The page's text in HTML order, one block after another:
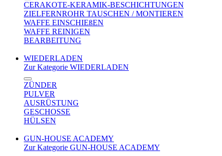
CERAKOTE-KERAMIK-BESCHICHTUNGEN
ZIELFERNROHR TAUSCHEN / MONTIEREN
WAFFE EINSCHIEßEN
WAFFE REINIGEN
BEARBEITUNG
WIEDERLADEN
Zur Kategorie WIEDERLADEN
ZÜNDER
PULVER
AUSRÜSTUNG
GESCHOSSE
HÜLSEN
GUN-HOUSE ACADEMY
Zur Kategorie GUN-HOUSE ACADEMY